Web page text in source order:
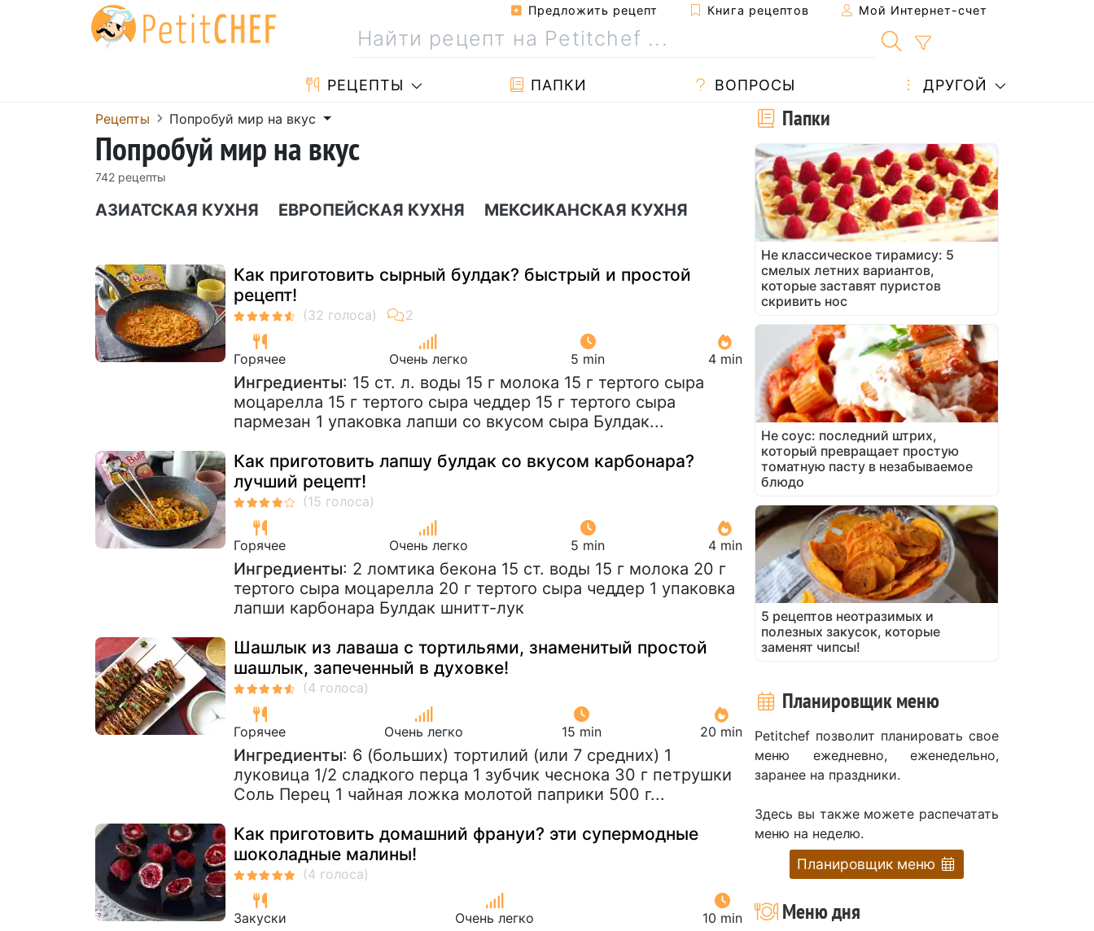
Предложить рецепт Книга рецептов Мой Интернет-счет
PЕЦЕПТЫ ПАПКИ ВОПРОСЫ ДРУГОЙ
Pецепты Попробуй мир на вкус
Попробуй мир на вкус
742 pецепты
АЗИАТСКАЯ КУХНЯ ЕВРОПЕЙСКАЯ КУХНЯ МЕКСИКАНСКАЯ КУХНЯ
Как приготовить сырный булдак? быстрый и простой
рецепт!
Горячее Очень легко 5 min 4 min
Ингредиенты: 15 ст. л. воды 15 г молока 15 г тертого сыра
моцарелла 15 г тертого сыра чеддер 15 г тертого сыра
пармезан 1 упаковка лапши со вкусом сыра Булдак...
Как приготовить лапшу булдак со вкусом карбонара?
лучший рецепт!
Горячее Очень легко 5 min 4 min
Ингредиенты: 2 ломтика бекона 15 ст. воды 15 г молока 20 г
тертого сыра моцарелла 20 г тертого сыра чеддер 1 упаковка
лапши карбонара Булдак шнитт-лук
Шашлык из лаваша с тортильями, знаменитый простой
шашлык, запеченный в духовке!
Горячее Очень легко 15 min 20 min
Ингредиенты: 6 (больших) тортилий (или 7 средних) 1
луковица 1/2 сладкого перца 1 зубчик чеснока 30 г петрушки
Соль Перец 1 чайная ложка молотой паприки 500 г...
Как приготовить домашний франуи? эти супермодные
шоколадные малины!
Закуски Очень легко 10 min
Папки
Не классическое тирамису: 5
смелых летних вариантов,
которые заставят пуристов
скривить нос
Не соус: последний штрих,
который превращает простую
томатную пасту в незабываемое
блюдо
5 рецептов неотразимых и
полезных закусок, которые
заменят чипсы!
Планировщик меню
Petitchef позволит планировать свое
меню ежедневно, еженедельно,
заранее на праздники.
Здесь вы также можете распечатать
меню на неделю.
Планировщик меню
Меню дня